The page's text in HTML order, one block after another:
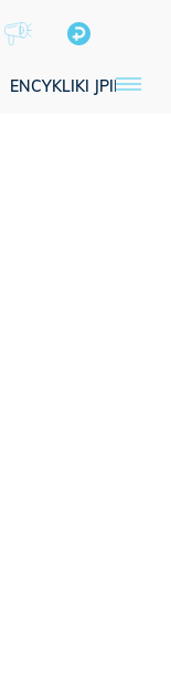
ENCYKLIKI JPII